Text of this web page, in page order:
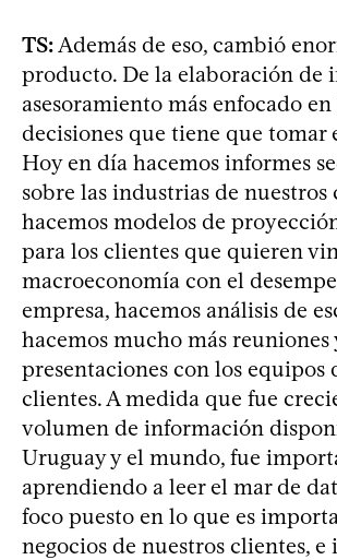
TS: Además de eso, cambió
producto. De la elaboración de
asesoramiento más enfocado en
decisiones que tiene que tomar
Hoy en día hacemos informes
sobre las industrias de nuestros
hacemos modelos de
para los clientes que quieren
macroeconomía con el
empresa, hacemos análisis de
hacemos mucho más reuniones
presentaciones con los equipos
clientes. A medida que fue
volumen de información
Uruguay y el mundo, fue
aprendiendo a leer el mar de
foco puesto en lo que es
negocios de nuestros clientes,